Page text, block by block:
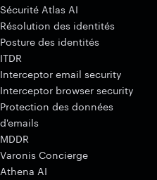
Sécurité Atlas AI
Résolution des identités
Posture des identités
ITDR
Interceptor email security
Interceptor browser security
Protection des données
d'emails
MDDR
Varonis Concierge
Athena AI